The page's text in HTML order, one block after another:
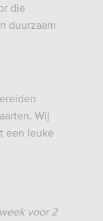
die
duurzaam
Wij
een leuke
voor 2